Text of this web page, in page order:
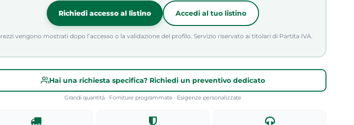
Richiedi accesso al listino Accedi al tuo listino
vengono mostrati dopo l’accesso o la validazione del profilo. Servizio riservato ai titolari di Partita IVA.
Hai una richiesta specifica? Richiedi un preventivo dedicato
Grandi quantità · Forniture programmate · Esigenze personalizzate